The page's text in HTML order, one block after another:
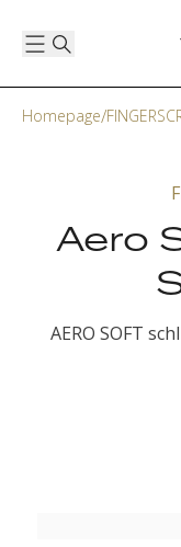
Homepage
Aero
AERO SOFT